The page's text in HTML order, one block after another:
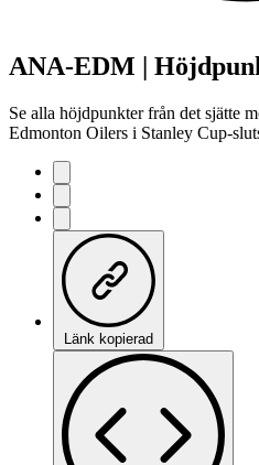
ANA-EDM |
Se alla höjdpunkter från det sjätte
Edmonton Oilers i Stanley Cup-
Länk kopierad